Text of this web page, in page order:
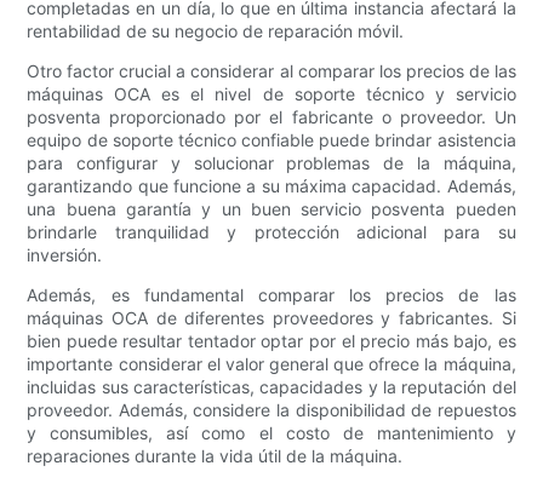
completadas en un día, lo que en última instancia afectará la
rentabilidad de su negocio de reparación móvil.
Otro factor crucial a considerar al comparar los precios de las
máquinas OCA es el nivel de soporte técnico y servicio
posventa proporcionado por el fabricante o proveedor. Un
equipo de soporte técnico confiable puede brindar asistencia
para configurar y solucionar problemas de la máquina,
garantizando que funcione a su máxima capacidad. Además,
una buena garantía y un buen servicio posventa pueden
brindarle tranquilidad y protección adicional para su
inversión.
Además, es fundamental comparar los precios de las
máquinas OCA de diferentes proveedores y fabricantes. Si
bien puede resultar tentador optar por el precio más bajo, es
importante considerar el valor general que ofrece la máquina,
incluidas sus características, capacidades y la reputación del
proveedor. Además, considere la disponibilidad de repuestos
y consumibles, así como el costo de mantenimiento y
reparaciones durante la vida útil de la máquina.